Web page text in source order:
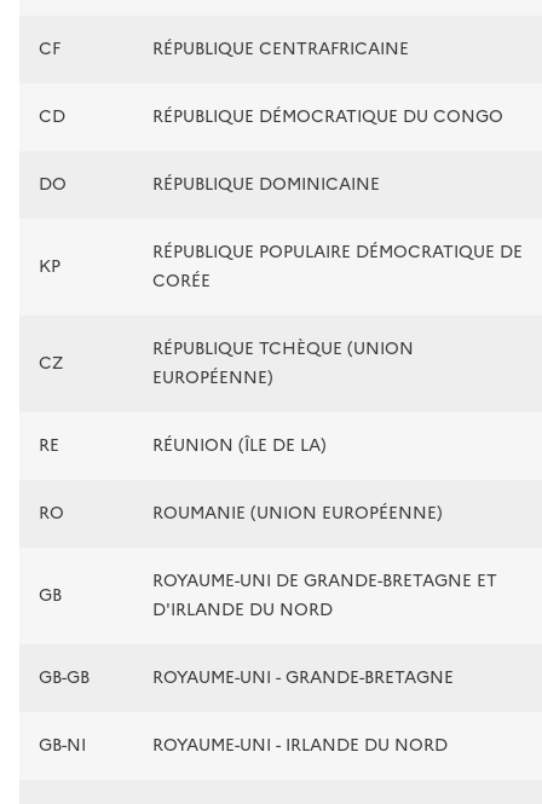
CF RÉPUBLIQUE CENTRAFRICAINE
CD RÉPUBLIQUE DÉMOCRATIQUE DU CONGO
DO RÉPUBLIQUE DOMINICAINE
KP
RÉPUBLIQUE POPULAIRE DÉMOCRATIQUE DE
CORÉE
CZ
RÉPUBLIQUE TCHÈQUE (UNION
EUROPÉENNE)
RE RÉUNION (ÎLE DE LA)
RO ROUMANIE (UNION EUROPÉENNE)
GB
ROYAUME-UNI DE GRANDE-BRETAGNE ET
D'IRLANDE DU NORD
GB-GB ROYAUME-UNI - GRANDE-BRETAGNE
GB-NI ROYAUME-UNI - IRLANDE DU NORD